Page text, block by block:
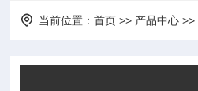
当前位置：首页 >> 产品中心 >>